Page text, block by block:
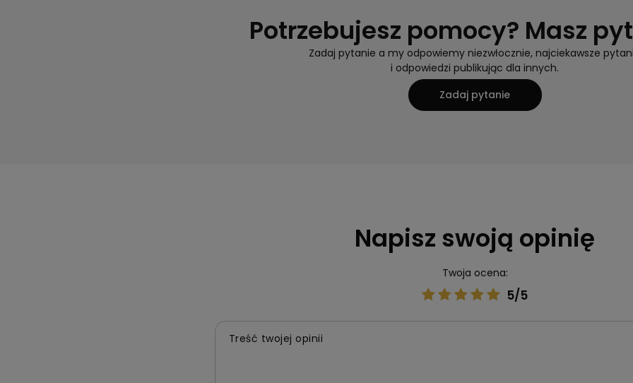
Potrzebujesz pomocy? Masz
Zadaj pytanie a my odpowiemy niezwłocznie, najciekawsze
i odpowiedzi publikując dla innych.
Zadaj pytanie
Napisz swoją opinię
Twoja ocena:
5/5
Treść twojej opinii